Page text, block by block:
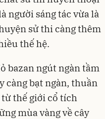
người sáng tác vừa là
sử thi càng thêm
thế hệ.
bazan ngút ngàn tầm
càng bạt ngàn, thuần
thế giới cổ tích
mùa vàng về cây